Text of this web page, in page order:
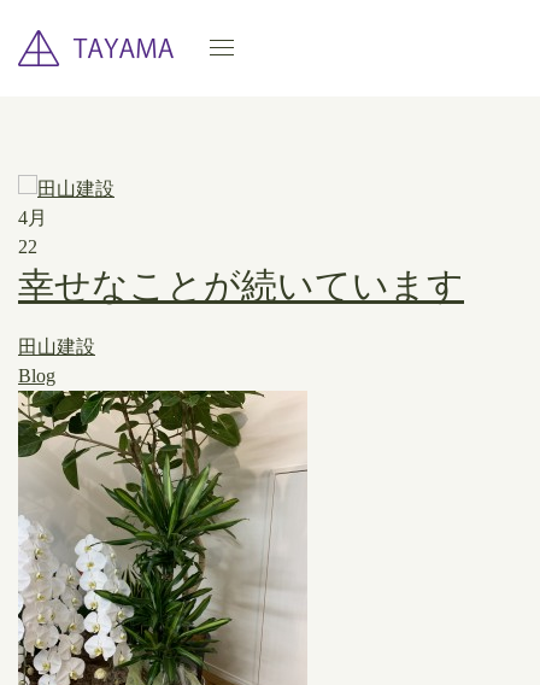
4月
22
幸せなことが続いています
田山建設
Blog